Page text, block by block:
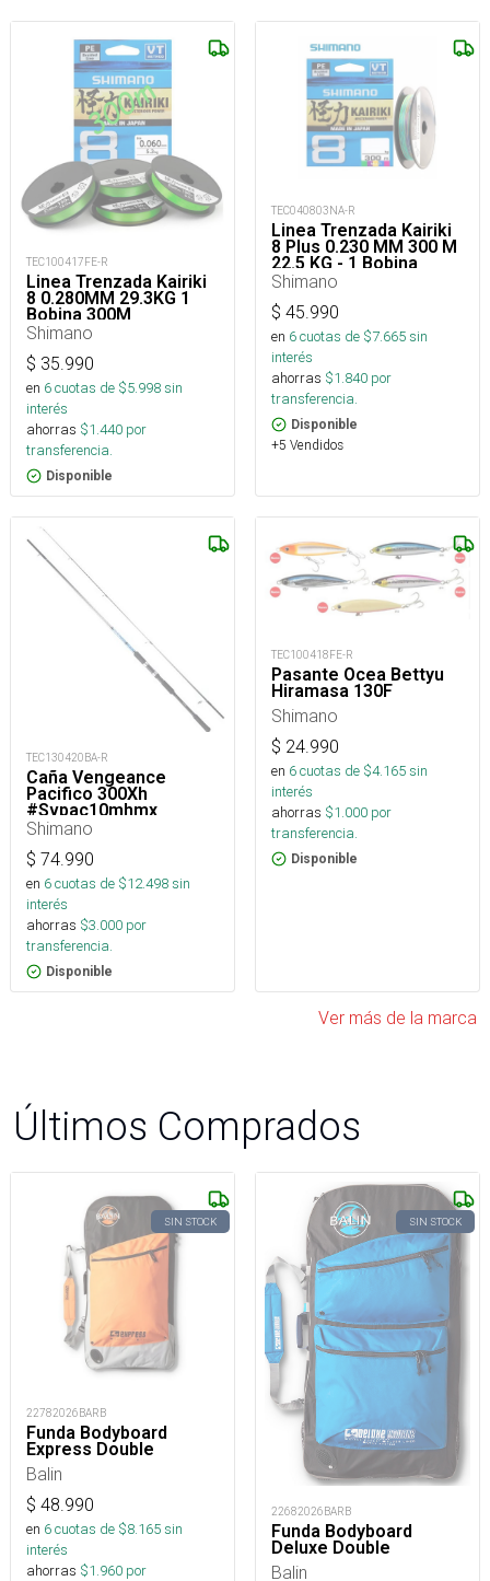
TEC100417FE-R
Linea Trenzada Kairiki
8 0.280MM 29.3KG 1
Bobina 300M
Shimano
$ 35.990
en 6cuotas de $5.998sin
interés
ahorras $1.440 por
transferencia.
Disponible
TEC040803NA-R
Linea Trenzada Kairiki
8 Plus 0.230 MM 300 M
22.5 KG - 1 Bobina
300M
Shimano
$ 45.990
en 6cuotas de $7.665sin
interés
ahorras $1.840 por
transferencia.
Disponible
+5 Vendidos
TEC130420BA-R
Caña Vengeance
Pacifico 300Xh
#Svpac10mhmx_
Shimano
$ 74.990
en 6cuotas de $12.498sin
interés
ahorras $3.000 por
transferencia.
Disponible
TEC100418FE-R
Pasante Ocea Bettyu
Hiramasa 130F
Shimano
$ 24.990
en 6cuotas de $4.165sin
interés
ahorras $1.000 por
transferencia.
Disponible
Ver más de la marca
Últimos Comprados
SIN STOCK
22782026BARB
Funda Bodyboard
Express Double
Balin
$ 48.990
en 6cuotas de $8.165sin
interés
ahorras $1.960 por
SIN STOCK
22682026BARB
Funda Bodyboard
Deluxe Double
Balin